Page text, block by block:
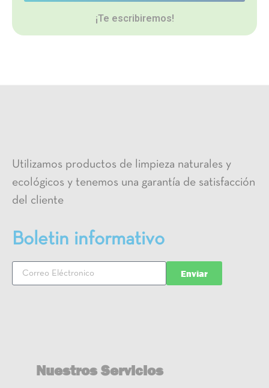
¡Te escribiremos!
Utilizamos productos de limpieza naturales y
ecológicos y tenemos una garantía de satisfacción
del cliente
Boletin informativo
Enviar
Nuestros Servicios